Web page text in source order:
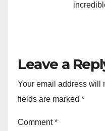
Leave a
Your email address will
fields are marked *
Comment*